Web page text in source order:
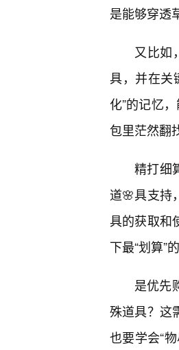
是能够穿透
又比如
具，并在关
化”的记忆
包里茫然翻
精打细
道🌸具支持
具的获取和
下最“划算”
是优先
殊道具？这
也要学会“